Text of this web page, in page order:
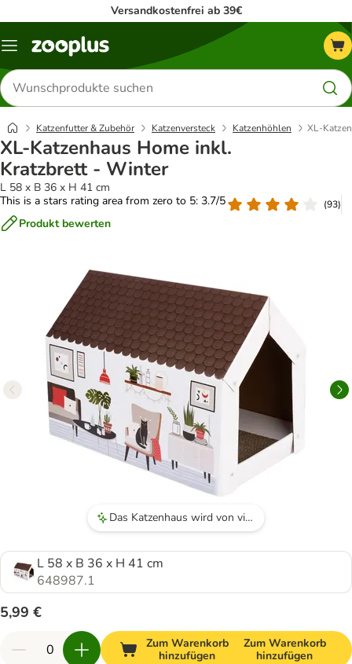
Versandkostenfrei ab 39€
Menü
Produkte
suchen
Katzenfutter & Zubehör Katzenversteck Katzenhöhlen XL-
XL-Katzenhaus Home inkl.
Kratzbrett - Winter
L 58 x B 36 x H 41 cm
This is a stars rating area from zero to 5: 3.7/5
(93)
Produkt bewerten
Das Katzenhaus wird von vielen Katzen als Rückzugsort und Schlafplatz geliebt.
L 58 x B 36 x H 41 cm
648987.1
5,99 €
Zum Warenkorb
hinzufügen
Zum Warenkorb
hinzufügen